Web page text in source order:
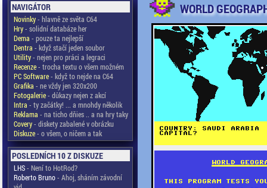
NAVIGÁTOR
Novinky- hlavně ze světa C64
Hry- solidní databáze her
Dema - pouze ta nejlepší
Dentra - když stačí jeden soubor
Utility- nejen pro práci a legraci
Recenze- trocha textu o všem možném
PC Software- když to nejde na C64
Grafika - ne vždy jen 320x200
Fotogalerie- důkazy nejen z akcí
Intra - ty začátky! ... a mnohdy několik
Reklama - na ticho dňies .. a na hry taky
Covery- diskety zabalené v obrázku
Diskuze- o všem, o ničem a tak
POSLEDNÍCH 10 Z DISKUZE
LHS- Není to HotRod?
Roberto Bruno- Ahoj, sháním závodní
WORLD